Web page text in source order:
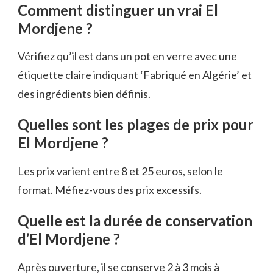
Comment distinguer un vrai El
Mordjene ?
Vérifiez qu’il est dans un pot en verre avec une
étiquette claire indiquant ‘Fabriqué en Algérie’ et
des ingrédients bien définis.
Quelles sont les plages de prix pour
El Mordjene ?
Les prix varient entre 8 et 25 euros, selon le
format. Méfiez-vous des prix excessifs.
Quelle est la durée de conservation
d’El Mordjene ?
Après ouverture, il se conserve 2 à 3 mois à